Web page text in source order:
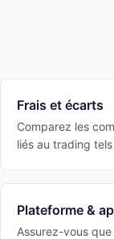
Frais et écarts
Comparez les
liés au trading
Plateforme &
Assurez-vous